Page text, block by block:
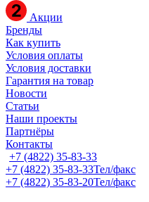
Акции
Бренды
Как купить
Условия оплаты
Условия доставки
Гарантия на товар
Новости
Статьи
Наши проекты
Партнёры
Контакты
+7 (4822) 35-83-33
+7 (4822) 35-83-33Тел/факс
+7 (4822) 35-83-20Тел/факс